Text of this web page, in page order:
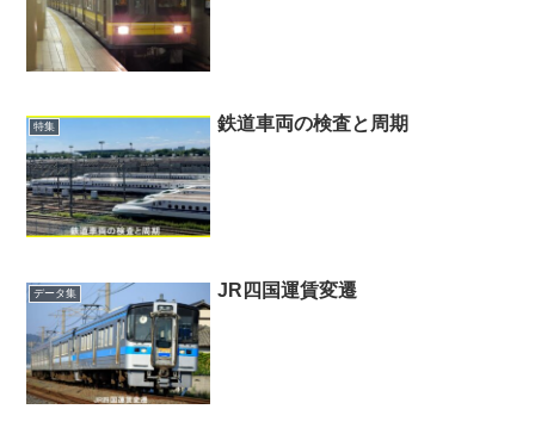
特集 鉄道車両の検査と周期
データ集 JR四国運賃変遷